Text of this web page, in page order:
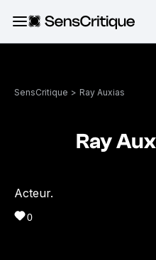
SensCritique > Ray Auxias
Ray
Acteur.
0